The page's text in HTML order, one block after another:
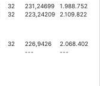
32
32
231,24699
223,24209
1.988.752
2.109.822
32
226,9426
---
2.068.402
---